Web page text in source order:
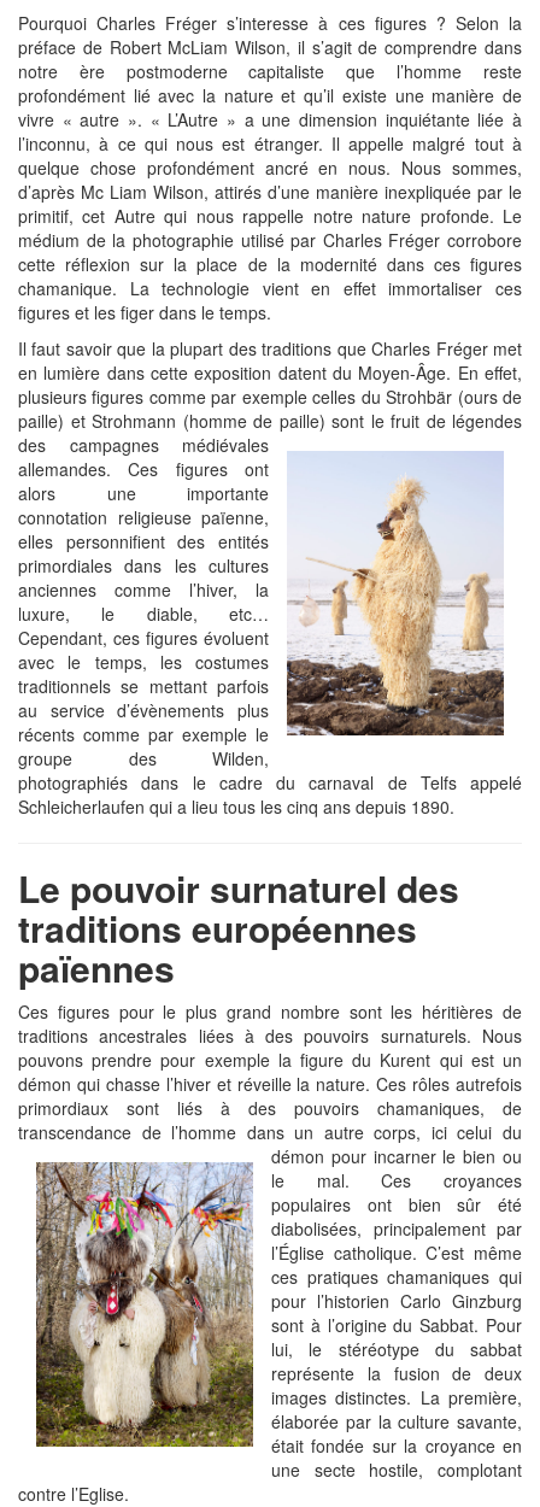
Pourquoi Charles Fréger s’interesse à ces figures ? Selon la
préface de Robert McLiam Wilson, il s’agit de comprendre dans
notre ère postmoderne capitaliste que l’homme reste
profondément lié avec la nature et qu’il existe une manière de
vivre « autre ». « L’Autre » a une dimension inquiétante liée à
l’inconnu, à ce qui nous est étranger. Il appelle malgré tout à
quelque chose profondément ancré en nous. Nous sommes,
d’après Mc Liam Wilson, attirés d’une manière inexpliquée par le
primitif, cet Autre qui nous rappelle notre nature profonde. Le
médium de la photographie utilisé par Charles Fréger corrobore
cette réflexion sur la place de la modernité dans ces figures
chamanique. La technologie vient en effet immortaliser ces
figures et les figer dans le temps.
Il faut savoir que la plupart des traditions que Charles Fréger met
en lumière dans cette exposition datent du Moyen-Âge. En effet,
plusieurs figures comme par exemple celles du Strohbär (ours de
paille) et Strohmann (homme de paille) sont le fruit de légendes
des campagnes médiévales
allemandes. Ces figures ont
alors une importante
connotation religieuse païenne,
elles personnifient des entités
primordiales dans les cultures
anciennes comme l’hiver, la
luxure, le diable, etc…
Cependant, ces figures évoluent
avec le temps, les costumes
traditionnels se mettant parfois
au service d’évènements plus
récents comme par exemple le
groupe des Wilden,
photographiés dans le cadre du carnaval de Telfs appelé
Schleicherlaufen qui a lieu tous les cinq ans depuis 1890.
Le pouvoir surnaturel des
traditions européennes
païennes
Ces figures pour le plus grand nombre sont les héritières de
traditions ancestrales liées à des pouvoirs surnaturels. Nous
pouvons prendre pour exemple la figure du Kurent qui est un
démon qui chasse l’hiver et réveille la nature. Ces rôles autrefois
primordiaux sont liés à des pouvoirs chamaniques, de
transcendance de l’homme dans un autre corps, ici celui du
démon pour incarner le bien ou
le mal. Ces croyances
populaires ont bien sûr été
diabolisées, principalement par
l’Église catholique. C’est même
ces pratiques chamaniques qui
pour l’historien Carlo Ginzburg
sont à l’origine du Sabbat. Pour
lui, le stéréotype du sabbat
représente la fusion de deux
images distinctes. La première,
élaborée par la culture savante,
était fondée sur la croyance en
une secte hostile, complotant
contre l’Eglise.